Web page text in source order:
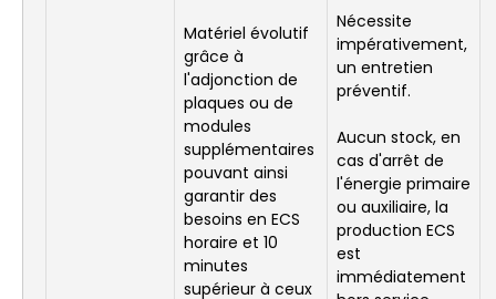
Matériel évolutif
grâce à
l'adjonction de
plaques ou de
modules
supplémentaires
pouvant ainsi
garantir des
besoins en ECS
horaire et 10
minutes
supérieur à ceux
Nécessite
impérativement,
un entretien
préventif.
Aucun stock, en
cas d'arrêt de
l'énergie primaire
ou auxiliaire, la
production ECS
est
immédiatement